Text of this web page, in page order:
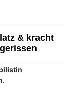
& kracht